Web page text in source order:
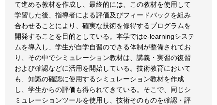
て進める教材を作成し、最終的には、この教材を使用して
学習した後、指導者による評価及びフィードバックを組み
合わせることにより、確実な技術を修得するプログラムを
開発することを目的としている。本学ではe-learningシステ
ムを導入し、学生が自学自習のできる体制が整備されてお
り、その中でシミュレーション教材は、講義・実習の復習
および確認などに活用を開始している。技術教育において
も、知識の確認に使用するシミュレーション教材を作成
し、学生からの評価も得られてきている。そこで、同じシ
ミュレーションツールを使用し、技術そのものを確認・評